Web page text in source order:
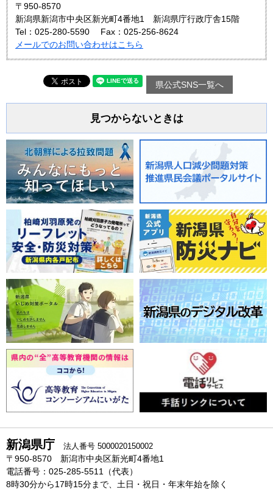
〒950-8570
新潟県新潟市中央区新光町4番地1 新潟県庁行政庁舎15階
Tel：025-280-5590
Fax：025-256-8624
メールでのお問い合わせはこちら
県公式SNS一覧へ
見つからないときは
新潟県庁 法人番号 5000020150002
〒950-8570 新潟市中央区新光町4番地1
電話番号：025-285-5511（代表）
8時30分から17時15分まで、土日・祝日・年末年始を除く